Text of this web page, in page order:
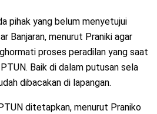
pihak yang belum menyetujui
Banjaran, menurut Praniki agar
proses peradilan yang saat
Baik di dalam putusan sela
dibacakan di lapangan.
ditetapkan, menurut Praniko